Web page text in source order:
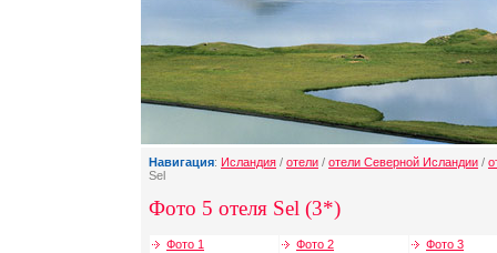
Навигация: Исландия / отели / отели Северной Исландии /
Sel
Фото 5 отеля Sel (3*)
Фото 1 Фото 2
Фото 3